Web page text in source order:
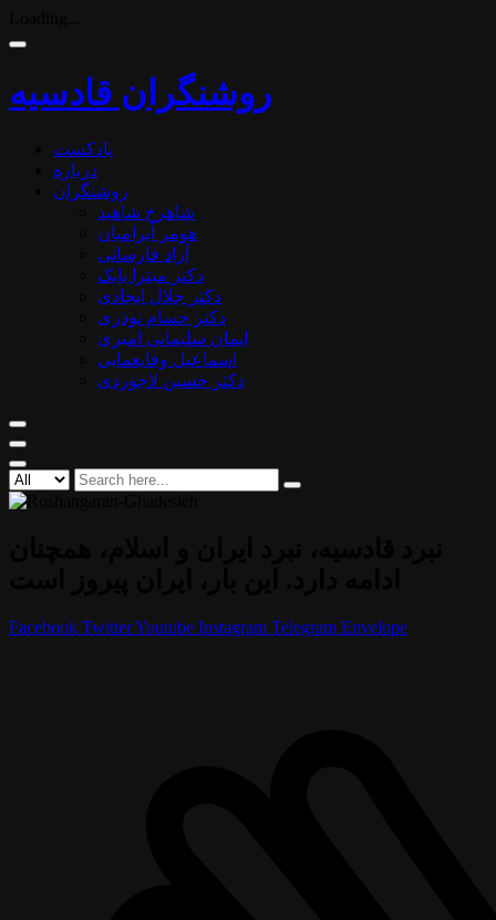
روشنگران قادسیه
پادکست
درباره
روشنگران
شاهرخ شاهید
هومر آبرامیان
آزاد فارسانی
دکتر میترا بابک
دکتر جلال ایجادی
دکتر حسام نوذری
ایمان سلیمانی امیری
اسماعیل وفایغمایی
دکتر حسین لاجوردی
Facebook TwitterYoutube Instagram Telegram Envelope